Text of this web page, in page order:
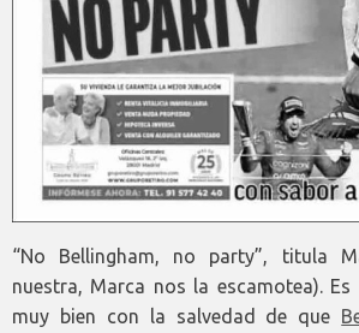
“No Bellingham, no party”, titula
nuestra, Marca nos la escamotea).
muy bien con la salvedad de que